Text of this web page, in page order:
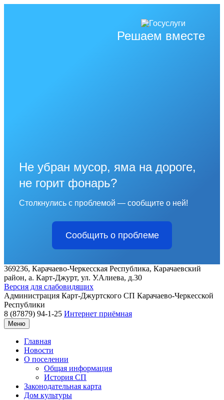
Решаем вместе
Не убран мусор, яма на дороге,
не горит фонарь?
Столкнулись с проблемой — сообщите о ней!
Сообщить о проблеме
369236, Карачаево-Черкесская Республика, Карачаевский
район, а. Карт-Джурт, ул. У.Алиева, д.30
Версия для слабовидящих
Администрация Карт-Джуртского СП Карачаево-Черкесской
Республики
8 (87879) 94-1-25 Интернет приёмная
Меню
Главная
Новости
О поселении
Общая информация
История СП
Законодательная карта
Дом культуры